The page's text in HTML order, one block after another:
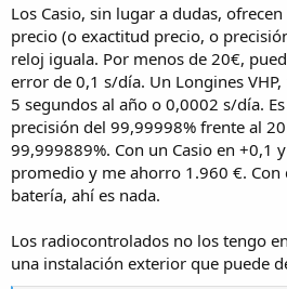
Los Casio, sin lugar a dudas,
precio (o exactitud precio, o
reloj iguala. Por menos de 20€,
error de 0,1 s/día. Un Longines
5 segundos al año o 0,0002 s/día.
precisión del 99,99998% frente al
99,999889%. Con un Casio en +0,1
promedio y me ahorro 1.960 €. Con
batería, ahí es nada.
Los radiocontrolados no los tengo
una instalación exterior que puede